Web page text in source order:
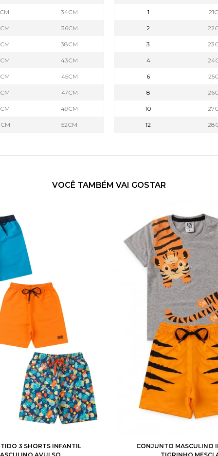
34CM
36CM
38CM
43CM
45CM
47CM
49CM
52CM
1
2
3
4
6
8
10
12
VOCÊ TAMBÉM VAI GOSTAR
8 10
3 SHORTS INFANTIL
CONJUNTO MASCULINO